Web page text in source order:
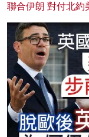
聯合伊朗 對付北約